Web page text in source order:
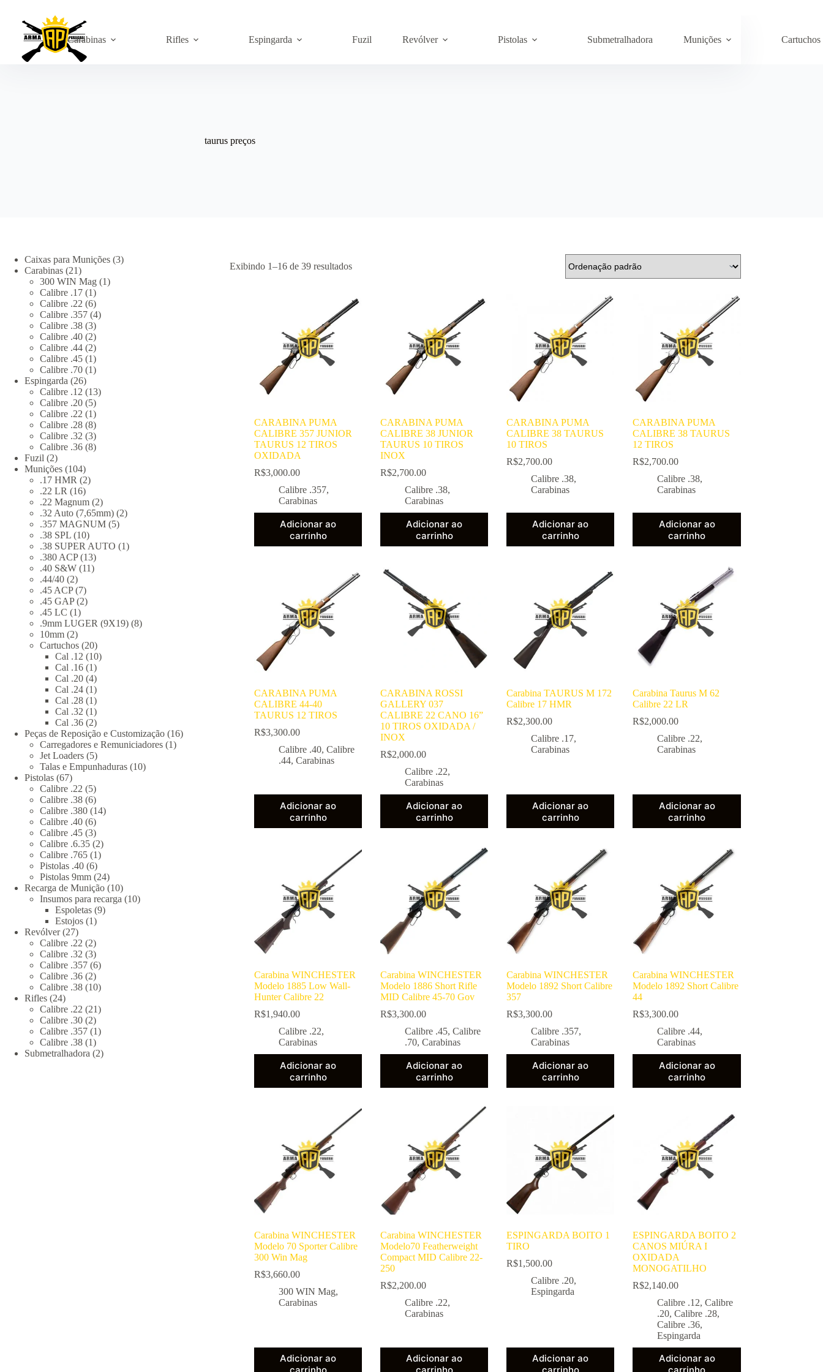
conteúdo
Carabinas Rifles Espingarda Fuzil Revólver Pistolas Submetralhadora Munições Cartuchos
taurus preços
Exibindo 1–16 de 39 resultados
CARABINA PUMA
CALIBRE 357 JUNIOR
TAURUS 12 TIROS
OXIDADA
R$3,000.00
Calibre .357,
Carabinas
Adicionar ao
carrinho
CARABINA PUMA
CALIBRE 38 JUNIOR
TAURUS 10 TIROS
INOX
R$2,700.00
Calibre .38,
Carabinas
Adicionar ao
carrinho
CARABINA PUMA
CALIBRE 38 TAURUS
10 TIROS
R$2,700.00
Calibre .38,
Carabinas
Adicionar ao
carrinho
CARABINA PUMA
CALIBRE 38 TAURUS
12 TIROS
R$2,700.00
Calibre .38,
Carabinas
Adicionar ao
carrinho
CARABINA PUMA
CALIBRE 44-40
TAURUS 12 TIROS
R$3,300.00
Calibre .40, Calibre
.44, Carabinas
Adicionar ao
carrinho
CARABINA ROSSI
GALLERY 037
CALIBRE 22 CANO 16”
10 TIROS OXIDADA /
INOX
R$2,000.00
Calibre .22,
Carabinas
Adicionar ao
carrinho
Carabina TAURUS M 172
Calibre 17 HMR
R$2,300.00
Calibre .17,
Carabinas
Adicionar ao
carrinho
Carabina Taurus M 62
Calibre 22 LR
R$2,000.00
Calibre .22,
Carabinas
Adicionar ao
carrinho
Carabina WINCHESTER
Modelo 1885 Low Wall-
Hunter Calibre 22
R$1,940.00
Calibre .22,
Carabinas
Adicionar ao
carrinho
Carabina WINCHESTER
Modelo 1886 Short Rifle
MID Calibre 45-70 Gov
R$3,300.00
Calibre .45,Calibre
.70,Carabinas
Adicionar ao
carrinho
Carabina WINCHESTER
Modelo 1892 Short Calibre
357
R$3,300.00
Calibre .357,
Carabinas
Adicionar ao
carrinho
Carabina WINCHESTER
Modelo 1892 Short Calibre
44
R$3,300.00
Calibre .44,
Carabinas
Adicionar ao
carrinho
Carabina WINCHESTER
Modelo 70 Sporter Calibre
300 Win Mag
R$3,660.00
300 WIN Mag,
Carabinas
Adicionar ao
Carabina WINCHESTER
Modelo70 Featherweight
Compact MID Calibre 22-
250
R$2,200.00
Calibre .22,
Carabinas
Adicionar ao
ESPINGARDA BOITO 1
TIRO
R$1,500.00
Calibre .20,
Espingarda
Adicionar ao
ESPINGARDA BOITO 2
CANOS MIÚRA I
OXIDADA
MONOGATILHO
R$2,140.00
Calibre .12,Calibre
.20,Calibre .28,
Calibre .36,
Espingarda
Adicionar ao
Caixas para Munições 33
Carabinas 2121
produtos
300 WIN Mag 11
Calibre .17 11
produto
Calibre .22 66
produtos
Calibre .357 44
Calibre .38 33
produtos
Calibre .40 22
produtos
Calibre .44 22
produtos
Calibre .45 11
produto
Calibre .70 11
Espingarda 2626
produtos
Calibre .12 1313
Calibre .20 55
produtos
Calibre .22 11
produto
Calibre .28 88
produtos
Calibre .32 33
produtos
Calibre .36 88
Fuzil 22
produtos
Munições 104104
produtos
.17 HMR 22
.22 LR 1616
produtos
.22 Magnum 22
produtos
.32 Auto (7,65mm) 22
.357 MAGNUM 55
.38 SPL 1010
produtos
.38 SUPER AUTO 11
.380 ACP 1313
produtos
.40 S&W 1111
.44/40 22
produtos
.45 ACP 77
produtos
.45 GAP 22
.45 LC 11
produto
.9mm LUGER (9X19) 88
10mm 22
produtos
Cartuchos 2020
produtos
Cal .12 1010
Cal .16 11
produto
Cal .20 44
produtos
Cal .24 11
produto
Cal .28 11
produto
Cal .32 11
produto
Cal .36 22
produtos
Peças de Reposição e Customização 1616
Carregadores e Remuniciadores 11
Jet Loaders 55
produtos
Talas e Empunhaduras 1010
Pistolas 6767
produtos
Calibre .22 55
produtos
Calibre .38 66
produtos
Calibre .380 1414
Calibre .40 66
produtos
Calibre .45 33
produtos
Calibre .6.35 22
produtos
Calibre .765 11
Pistolas .40 66
produtos
Pistolas 9mm 2424
produtos
Recarga de Munição 1010
produtos
Insumos para recarga 1010
Espoletas 99
Estojos 11
Revólver 2727
produtos
Calibre .22 22
produtos
Calibre .32 33
produtos
Calibre .357 66
Calibre .36 22
produtos
Calibre .38 1010
Rifles 2424
produtos
Calibre .22 2121
Calibre .30 22
produtos
Calibre .357 11
Calibre .38 11
produto
Submetralhadora 22